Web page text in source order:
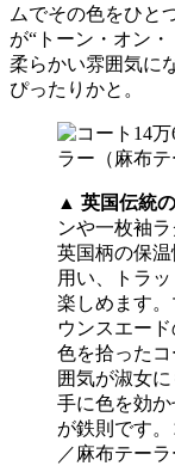
ムでその色をひと
が“トーン・オン
柔らかい雰囲気に
ぴったりかと。
▲ 英国伝統
ンや一枚袖
英国柄の保
用い、トラ
楽しめます
ウンスエー
色を拾った
囲気が淑女
手に色を効
が鉄則です。
／麻布テー